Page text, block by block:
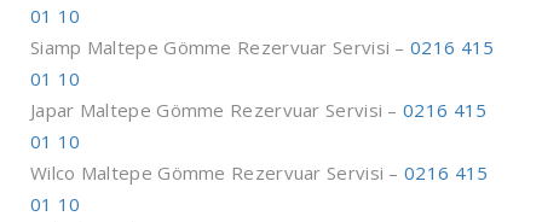
01 10
Siamp Maltepe Gömme Rezervuar Servisi – 0216 415
01 10
Japar Maltepe Gömme Rezervuar Servisi – 0216 415
01 10
Wilco Maltepe Gömme Rezervuar Servisi – 0216 415
01 10